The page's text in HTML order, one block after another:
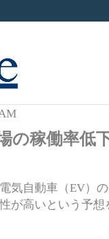
の稼働率低
気自動車（EV）
が高いという予